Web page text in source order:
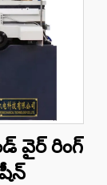
వైర్ రింగ్